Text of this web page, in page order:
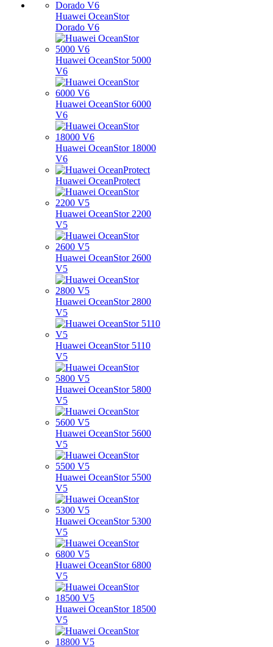
Huawei OceanStor
Dorado V6
Huawei OceanStor 5000
V6
Huawei OceanStor 6000
V6
Huawei OceanStor 18000
V6
Huawei OceanProtect
Huawei OceanStor 2200
V5
Huawei OceanStor 2600
V5
Huawei OceanStor 2800
V5
Huawei OceanStor 5110
V5
Huawei OceanStor 5800
V5
Huawei OceanStor 5600
V5
Huawei OceanStor 5500
V5
Huawei OceanStor 5300
V5
Huawei OceanStor 6800
V5
Huawei OceanStor 18500
V5